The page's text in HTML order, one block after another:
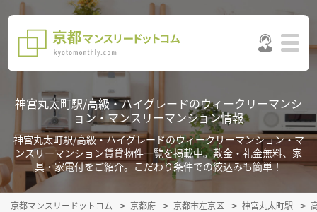
神宮丸太町駅/高級・ハイグレードのウィークリーマンシ
ョン・マンスリーマンション情報
神宮丸太町駅/高級・ハイグレードのウィークリーマンション・マ
ンスリーマンション賃貸物件一覧を掲載中。敷金・礼金無料、家
具・家電付をご紹介。こだわり条件での絞込みも簡単！
京都マンスリードットコム 京都府 京都市左京区 神宮丸太町駅